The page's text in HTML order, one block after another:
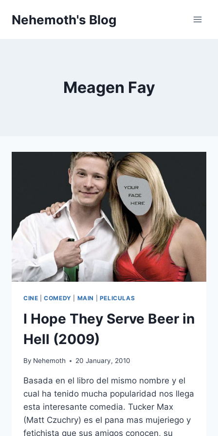
Nehemoth's Blog
Meagen Fay
CINE |COMEDY MAIN PELICULAS
I Hope They Serve Beer in
Hell (2009)
By Nehemoth 20 January, 2010
Basada en el libro del mismo nombre y el
cual ha tenido mucha popularidad nos llega
esta interesante comedia. Tucker Max
(Matt Czuchry) es el pana mas mujeriego y
fetichista que sus amigos conocen, su